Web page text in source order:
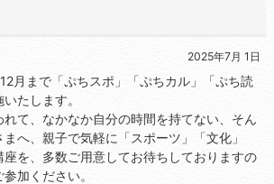
2025年7月 1日
月まで「ぷちスポ」「ぷちカル」「ぷち読
たします。
て、なかなか自分の時間を持てない、そん
へ、親子で気軽に「スポーツ」「文化」
座を、多数ご用意してお待ちしておりますの
加ください。